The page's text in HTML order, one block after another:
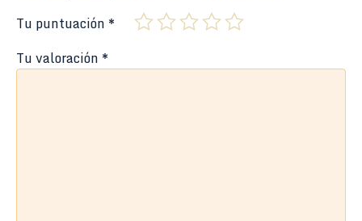
Tu puntuación *
Tu valoración *